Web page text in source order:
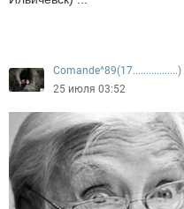
Comande^89(17.................)
25 июля 03:52